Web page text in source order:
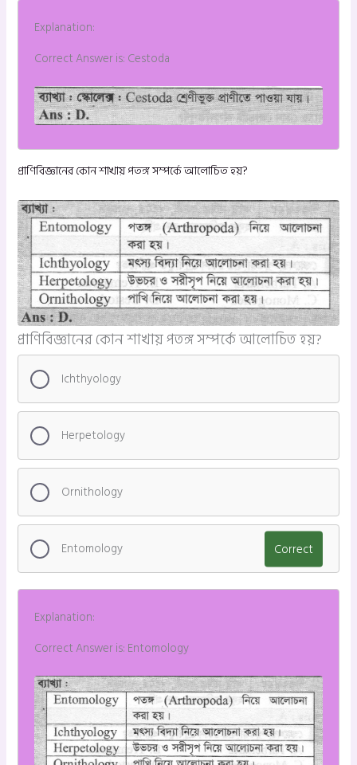
Explanation:
Correct Answer is: Cestoda
প্রাণিবিজ্ঞানের কোন শাখায় পতঙ্গ সম্পর্কে আলোচিত হয়?
প্রাণিবিজ্ঞানের কোন শাখায় পতঙ্গ সম্পর্কে আলোচিত হয়?
Ichthyology
Herpetology
Ornithology
Entomology Correct
Explanation:
Correct Answer is: Entomology